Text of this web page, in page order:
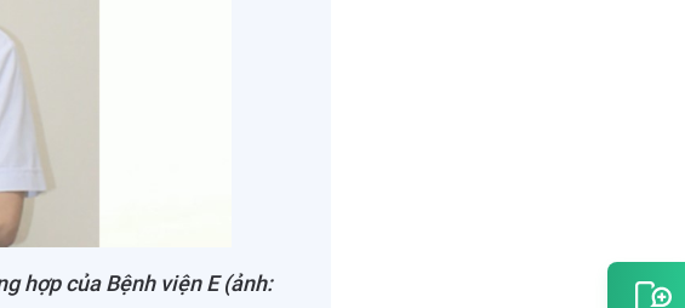
hợp của Bệnh viện E (ảnh: